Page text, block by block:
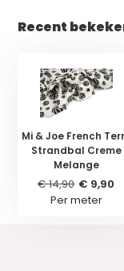
Recent
Mi & Joe French
Strandbal Creme
Melange
€ 14,90 € 9,90
Per meter